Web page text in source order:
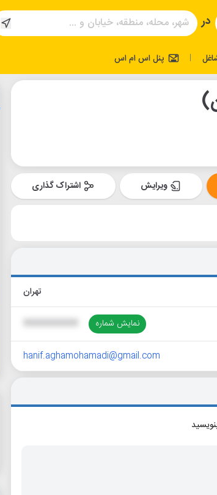
در
| پنل اس ام اس
ویرایش اشتراک گذاری
تهران
نمایش شماره XXXXXXXXXX
hanif.aghamohamadi@gmail.com